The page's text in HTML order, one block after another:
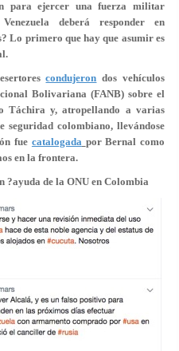
para ejercer una fuerza militar
deberá responder en
Lo primero quehay que asumir es
condujeron dos vehículos
Bolivariana (FANB) sobre el
Táchira y,atropellando a varias
seguridad colombiano, llevándose
fue catalogada por Bernal como
en la frontera.
?ayuda de la ONU en Colombia